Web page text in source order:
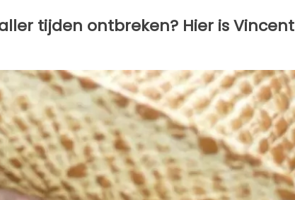
tijden ontbreken? Hier is Vincent